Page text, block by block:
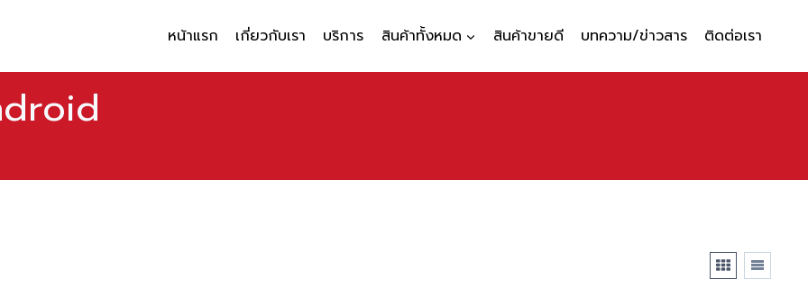
หน้าแรก เกี่ยวกับเรา บริการ สินค้าทั้งหมด สินค้าขายดี บทความ/ข่าวสาร ติดต่อเรา